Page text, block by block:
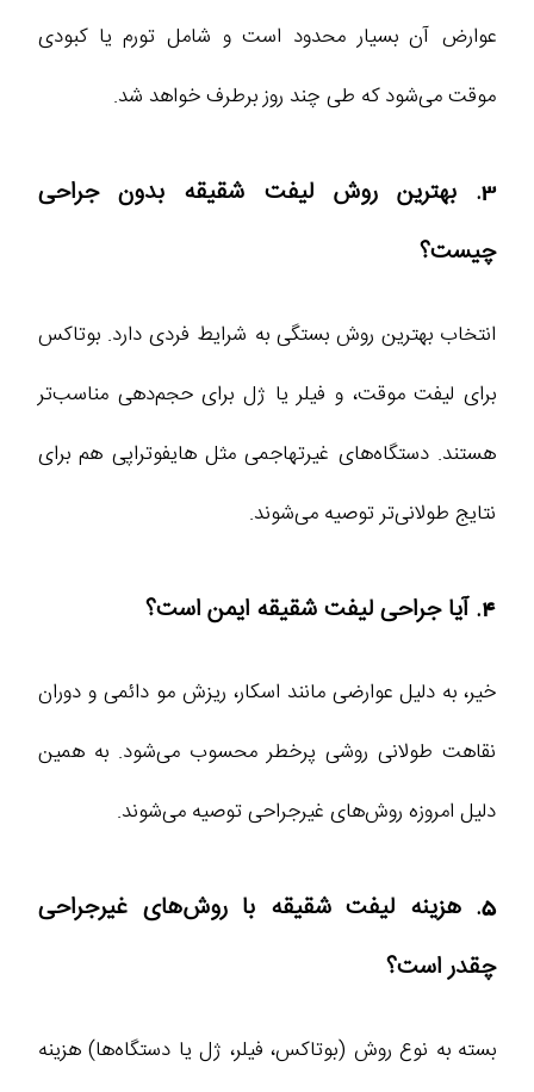
عوارض آن بسیار محدود است و شامل تورم یا کبودی
موقت می‌شود که طی چند روز برطرف خواهد شد.
3. بهترین روش لیفت شقیقه بدون جراحی
چیست؟
انتخاب بهترین روش بستگی به شرایط فردی دارد. بوتاکس
برای لیفت موقت، و فیلر یا ژل برای حجم‌دهی مناسب‌تر
هستند. دستگاه‌های غیرتهاجمی مثل هایفوتراپی هم برای
نتایج طولانی‌تر توصیه می‌شوند.
4. آیا جراحی لیفت شقیقه ایمن است؟
خیر، به دلیل عوارضی مانند اسکار، ریزش مو دائمی و دوران
نقاهت طولانی روشی پرخطر محسوب می‌شود. به همین
دلیل امروزه روش‌های غیرجراحی توصیه می‌شوند.
5. هزینه لیفت شقیقه با روش‌های غیرجراحی
چقدر است؟
بسته به نوع روش (بوتاکس، فیلر، ژل یا دستگاه‌ها) هزینه